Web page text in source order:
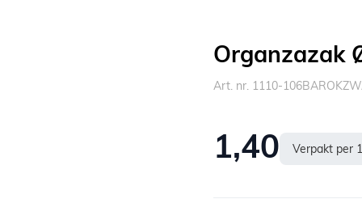
Organzazak
Art. nr. 1110-
1,40 Verpakt per